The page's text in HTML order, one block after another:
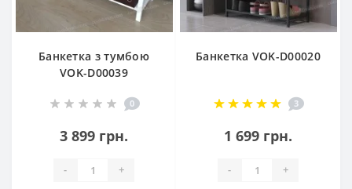
Банкетка з тумбою
VOK-D00039
0
3 899 грн.
- +
Банкетка VOK-D00020
3
1 699 грн.
- +